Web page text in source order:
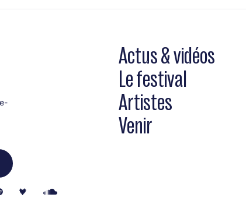
Actus & vidéos
Le festival
Artistes
Venir